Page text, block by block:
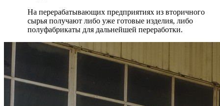
На перерабатывающих предприятиях из вторичного
сырья получают либо уже готовые изделия, либо
полуфабрикаты для дальнейшей переработки.